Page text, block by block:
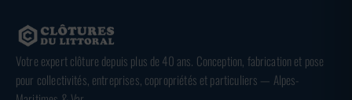
Votre expert clôture depuis plus de 40 ans. Conception, fabrication et pose
pour collectivités, entreprises, copropriétés et particuliers — Alpes-